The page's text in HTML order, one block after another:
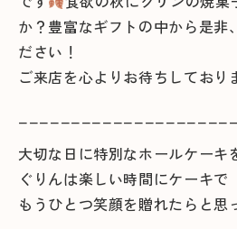
か？豊富なギフトの中から是非
ださい！
ご来店を心よりお待ちしており
大切な日に特別なホールケーキ
ぐりんは楽しい時間にケーキで
もうひとつ笑顔を贈れたらと思